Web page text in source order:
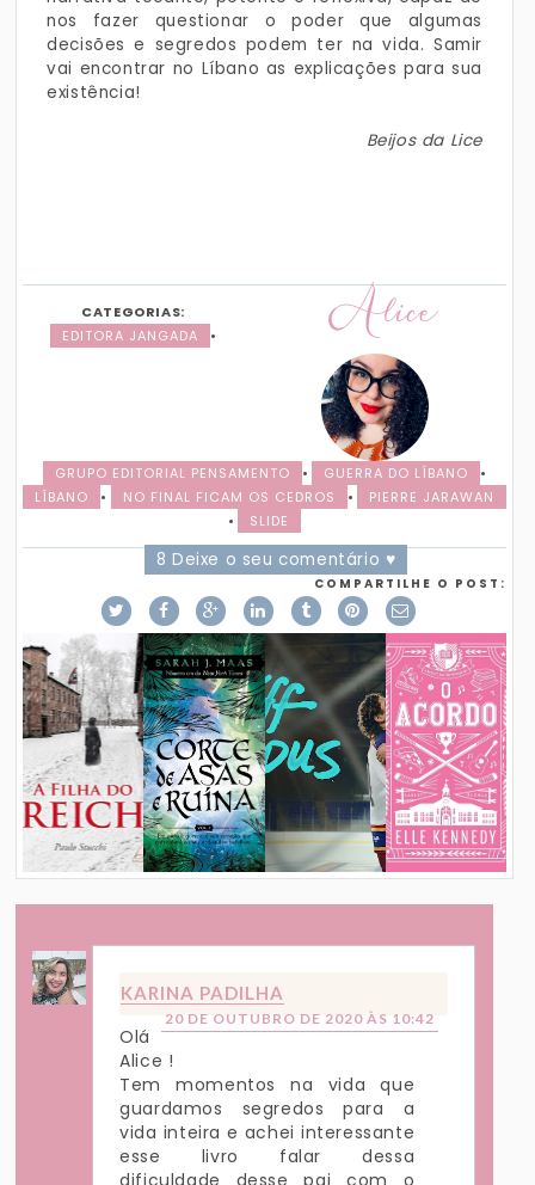
nos fazer questionar o poder que algumas
decisões e segredos podem ter na vida. Samir
vai encontrar no Líbano as explicações para sua
existência!
Beijos da Lice
Alice
CATEGORIAS:
EDITORA JANGADA
•
GRUPO EDITORIAL PENSAMENTO • GUERRA DO LÍBANO
•
LÍBANO
• NO FINAL FICAM OS CEDROS •
PIERRE JARAWAN
•
SLIDE
8 Deixe o seu comentário ♥
COMPARTILHE O POST:
KARINA PADILHA
20 DE OUTUBRO DE 2020 ÀS 10:42
Olá
Alice !
Tem momentos na vida que
guardamos segredos para a
vida inteira e achei interessante
esse livro falar dessa